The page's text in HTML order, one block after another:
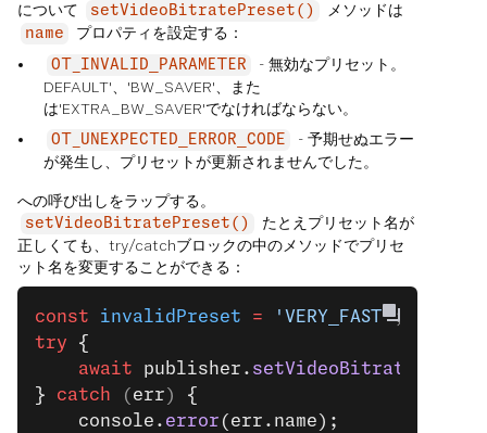
について setVideoBitratePreset() メソッドは
name プロパティを設定する：
OT_INVALID_PARAMETER
- 無効なプリセット。
DEFAULT'、'BW_SAVER'、また
は'EXTRA_BW_SAVER'でなければならない。
OT_UNEXPECTED_ERROR_CODE
- 予期せぬエラー
が発生し、プリセットが更新されませんでした。
への呼び出しをラップする。
setVideoBitratePreset()
たとえプリセット名が
正しくても、try/catchブロックの中のメソッドでプリセ
ット名を変更することができる：
const invalidPreset = 'VERY_FAST';
try {
    await
publisher. setVideoBitratePreset
} catch ( err ) {
    console.
error (err.name);